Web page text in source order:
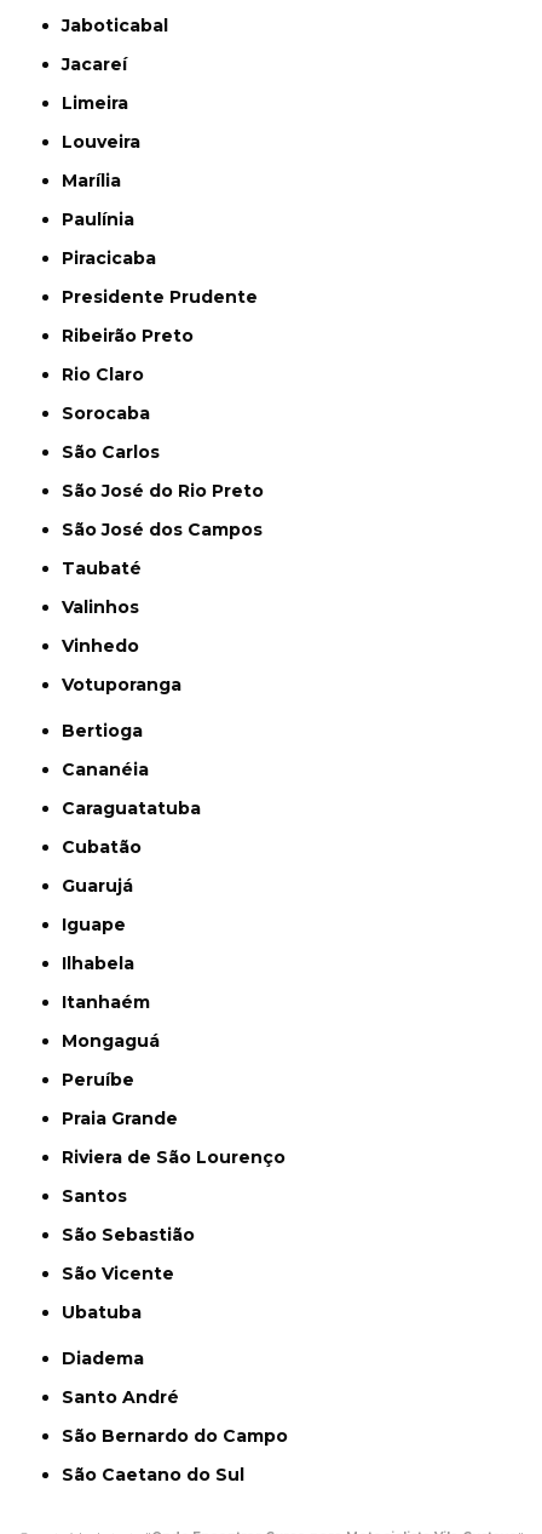
Jaboticabal
Jacareí
Limeira
Louveira
Marília
Paulínia
Piracicaba
Presidente Prudente
Ribeirão Preto
Rio Claro
Sorocaba
São Carlos
São José do Rio Preto
São José dos Campos
Taubaté
Valinhos
Vinhedo
Votuporanga
Bertioga
Cananéia
Caraguatatuba
Cubatão
Guarujá
Iguape
Ilhabela
Itanhaém
Mongaguá
Peruíbe
Praia Grande
Riviera de São Lourenço
Santos
São Sebastião
São Vicente
Ubatuba
Diadema
Santo André
São Bernardo do Campo
São Caetano do Sul